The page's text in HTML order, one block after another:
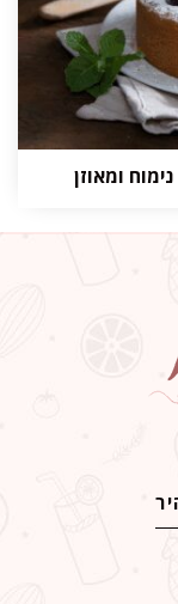
ומאוזן